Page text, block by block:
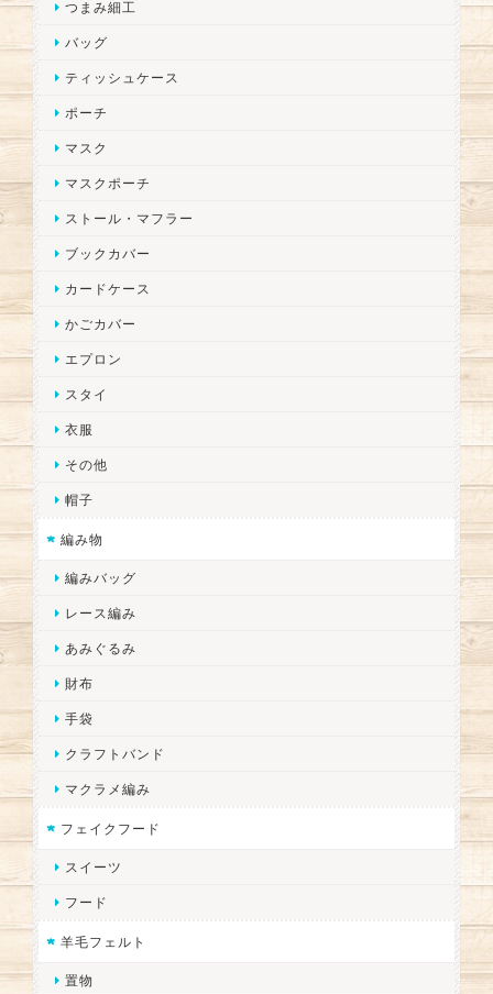
つまみ細工
バッグ
ティッシュケース
ポーチ
マスク
マスクポーチ
ストール・マフラー
ブックカバー
カードケース
かごカバー
エプロン
スタイ
衣服
その他
帽子
編み物
編みバッグ
レース編み
あみぐるみ
財布
手袋
クラフトバンド
マクラメ編み
フェイクフード
スイーツ
フード
羊毛フェルト
置物